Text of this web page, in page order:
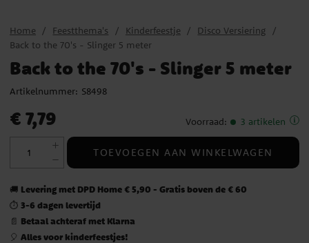
Home Feestthema's Kinderfeestje
Disco Versiering
Back to the 70's - Slinger 5 meter
Back to the 70's - Slinger 5 meter
Artikelnummer: S8498
Prijs: € 7,79
€ 7,79 Voorraad: 3 artikelen
TOEVOEGEN AAN WINKELWAGEN
🚚 Levering met DPD Home € 5,90 - Gratis boven de € 60
⏱️ 3-6 dagen levertijd
📄 Betaal achteraf met Klarna
🎈 Alles voor kinderfeestjes!